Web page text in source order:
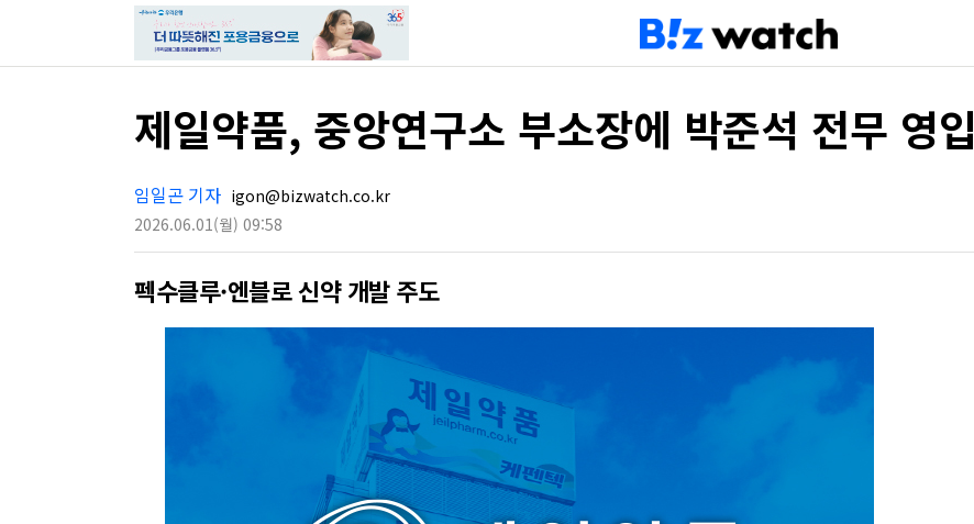
제일약품, 중앙연구소 부소장에 박준석 전무 영입
임일곤 기자 igon@bizwatch.co.kr
2026.06.01(월) 09:58
펙수클루·엔블로 신약 개발 주도